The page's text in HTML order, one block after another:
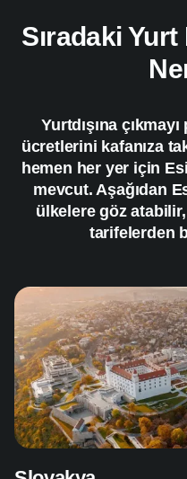
Sıradaki Yurt
Yurtdışına
ücretlerini kafanıza
hemen her yer için
mevcut. Aşağıdan
ülkelere göz
tarifelerden